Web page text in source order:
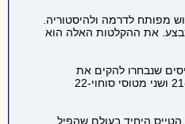
מפותח לדרמה ולהיסטוריה.
את ההקלטות האלה הוא
- הסקייהוק הישן, הפנטום, אף-15 ואף-16. הוא נמנה עם ארבעת הטייסים שנבחרו להקים את
הטייסת הראשונה של אף-16 שנפרסה ברמת דוד. לשם כך נשלח להשתלמות בבסיס חיל האוויר האמריקאי במדינת יוטה, בארצות הברית. לזכותו נזקפת הפלתם של שלושה מטוסי מיג-21 ושני מטוסי סוחוי-22
ועוד כמה. אבל שפיר הוא הטייס היחיד בעולם שהפיל